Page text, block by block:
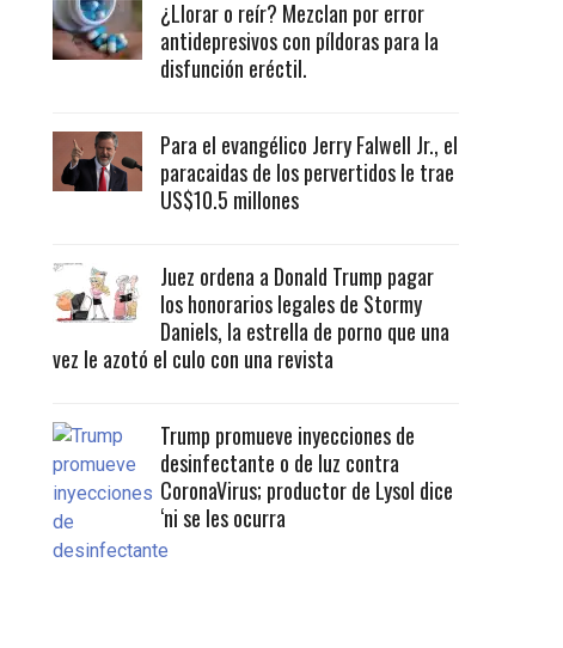
¿Llorar o reír? Mezclan por error
antidepresivos con píldoras para la
disfunción eréctil.
Para el evangélico Jerry Falwell Jr., el
paracaidas de los pervertidos le trae
US$10.5 millones
Juez ordena a Donald Trump pagar
los honorarios legales de Stormy
Daniels, la estrella de porno que una
vez le azotó el culo con una revista
Trump promueve inyecciones de
desinfectante o de luz contra
CoronaVirus; productor de Lysol dice
‘ni se les ocurra